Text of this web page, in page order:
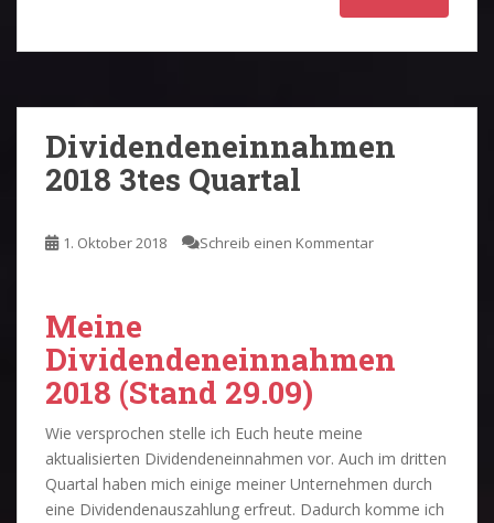
Dividendeneinnahmen
2018 3tes Quartal
1. Oktober 2018 Schreib einen Kommentar
Meine
Dividendeneinnahmen
2018 (Stand 29.09)
Wie versprochen stelle ich Euch heute meine
aktualisierten Dividendeneinnahmen vor. Auch im dritten
Quartal haben mich einige meiner Unternehmen durch
eine Dividendenauszahlung erfreut. Dadurch komme ich